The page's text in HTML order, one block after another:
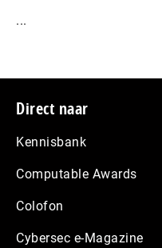
...
Footer
Direct naar
Kennisbank
Computable Awards
Colofon
Cybersec e-Magazine